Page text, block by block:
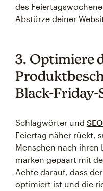
des
Abstürze deiner
3. Optimiere
Black-
Schlagwörter und SEO
Feiertag näher rückt,
Menschen nach
marken gepaart mit
Achte darauf, dass
optimiert ist und die